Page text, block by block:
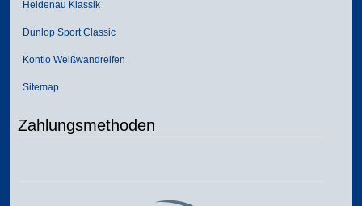
Heidenau Klassik
Dunlop Sport Classic
Kontio Weißwandreifen
Sitemap
Zahlungsmethoden